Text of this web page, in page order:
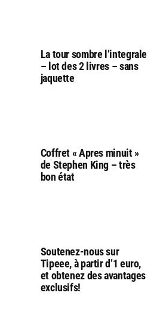
La tour sombre l’integrale
– lot des 2 livres – sans
jaquette
Coffret « Apres minuit »
de Stephen King – très
bon état
Soutenez-nous sur
Tipeee, à partir d’1 euro,
et obtenez des avantages
exclusifs!